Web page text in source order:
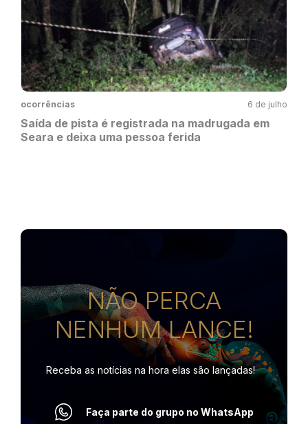
ocorrências 6 de julho
Saída de pista é registrada na madrugada em
Seara e deixa uma pessoa ferida
NÃO PERCA
NENHUM LANCE!
Receba as notícias na hora elas são lançadas!
Faça parte do grupo no WhatsApp